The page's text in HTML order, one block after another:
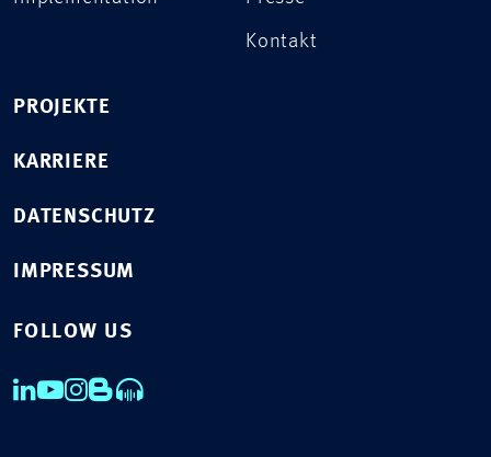
Kontakt
PROJEKTE
KARRIERE
DATENSCHUTZ
IMPRESSUM
FOLLOW US